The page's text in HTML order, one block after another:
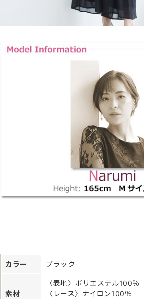
カラー ブラック
素材
〈表地〉ポリエステル100％
〈レース〉ナイロン100％